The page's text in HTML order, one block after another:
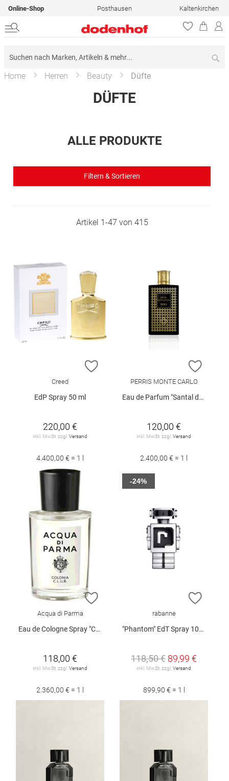
Online-Shop Posthausen Kaltenkirchen
Home Herren Beauty Düfte
DÜFTE
ALLE PRODUKTE
Filtern & Sortieren
Artikel 1-47 von 415
ZUR WUNSCHLISTE HINZUFÜGEN
Creed
EdP Spray 50 ml
220,00 €
inkl. MwSt. zzgl. Versand
4.400,00 € = 1 l
ZUR
PERRIS MONTE CARLO
Eau de Parfum "Santal du Pacificque", 50 ml
120,00 €
inkl. MwSt. zzgl. Versand
2.400,00 € = 1 l
ZUR WUNSCHLISTE HINZUFÜGEN
Acqua di Parma
Eau de Cologne Spray "Colonia C.L.U.B.", 50 ml
118,00 €
inkl. MwSt. zzgl. Versand
2.360,00 € = 1 l
ZUR
rabanne
"Phantom" EdT Spray 100 ml
118,50 € 89,99 €
inkl. MwSt. zzgl. Versand
899,90 € = 1 l
-24%